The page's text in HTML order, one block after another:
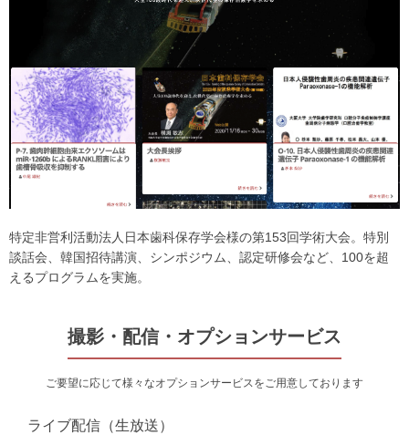
特定非営利活動法人日本歯科保存学会様の第153回学術大会。特別
談話会、韓国招待講演、シンポジウム、認定研修会など、100を超
えるプログラムを実施。
撮影・配信・オプションサービス
ご要望に応じて様々なオプションサービスをご用意しております
ライブ配信（生放送）